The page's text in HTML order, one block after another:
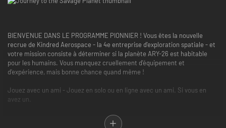
BIENVENUE DANS LE PROGRAMME PIONNIER ! Vous êtes la nouvelle
recrue de Kindred Aerospace - la 4e entreprise d'exploration spatiale - et
votre mission consiste à déterminer si la planète ARY-26 est habitable
pour les humains. Vous manquez cruellement d'équipement et
d'expérience, mais bonne chance quand même !
Jouez avec un ami - Jouez en solo ou en ligne avec un ami. Si vous en
avez un.